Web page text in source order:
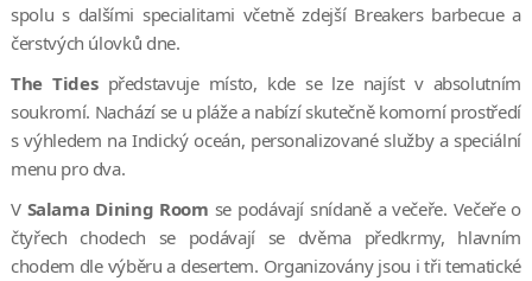
spolu s dalšími specialitami včetně zdejší Breakers barbecue a
čerstvých úlovků dne.
The Tidespředstavuje místo, kde se lze najíst v absolutním
soukromí. Nachází se u pláže a nabízí skutečně komorní prostředí
s výhledem na Indický oceán, personalizované služby a speciální
menu pro dva.
V Salama Dining Room se podávají snídaně a večeře. Večeře o
čtyřech chodech se podávají se dvěma předkrmy, hlavním
chodem dle výběru a desertem. Organizovány jsou i tři tematické